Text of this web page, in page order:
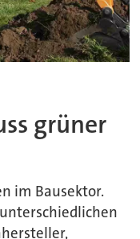
grüner
im Bausektor.